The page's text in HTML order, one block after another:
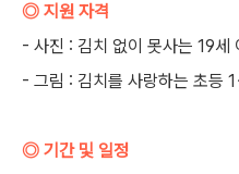
◎ 지원 자격
- 사진 : 김치 없이 못사는 19세
- 그림 : 김치를 사랑하는 초등
◎ 기간 및 일정